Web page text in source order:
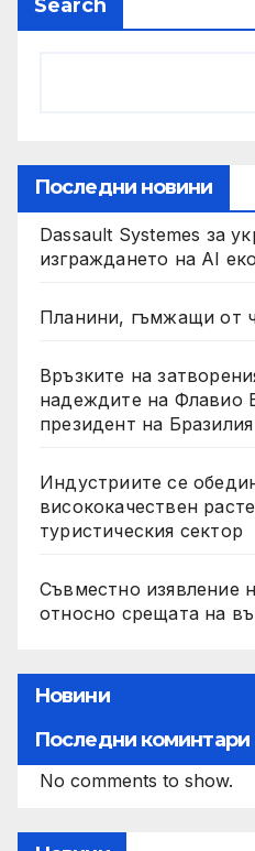
Search
Последни новини
Dassault Systemes за
изграждането на AI
Планини, гъмжащи от
Връзките на
надеждите на Флавио
президент на Бразилия
Индустриите се
висококачествен
туристическия сектор
Съвместно изявление
относно срещата на
Новини
Последни коминтари
No comments to show.